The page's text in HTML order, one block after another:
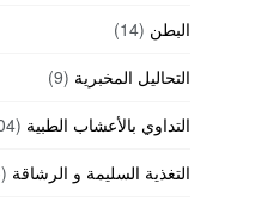
البطن (14)
التحاليل المخبرية (9)
التداوي بالأعشاب الطبية (204)
التغذية السليمة و الرشاقة (63)